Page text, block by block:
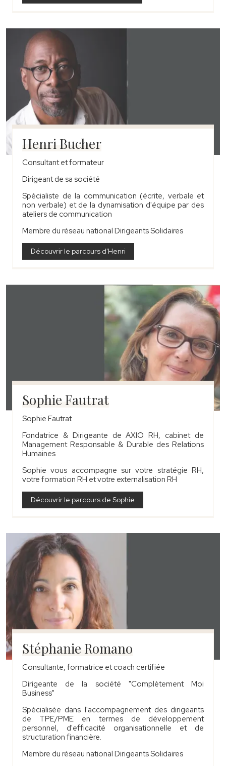
Henri Bucher
Consultant et formateur
Dirigeant de sa société
Spécialiste de la communication (écrite, verbale et
non verbale) et de la dynamisation d'équipe par des
ateliers de communication
Membre du réseau national Dirigeants Solidaires
Découvrir le parcours d'Henri
Sophie Fautrat
Sophie Fautrat
Fondatrice & Dirigeante de AXIO RH, cabinet de
Management Responsable & Durable des Relations
Humaines
Sophie vous accompagne sur votre stratégie RH,
votre formation RH et votre externalisation RH
Découvrir le parcours de Sophie
Stéphanie Romano
Consultante, formatrice et coach certifiée
Dirigeante de la société "Complètement Moi
Business"
Spécialisée dans l'accompagnementdes dirigeants
de TPE/PME en termes de développement
personnel, d'efficacité organisationnelle et de
structuration financière.
Membre du réseau national Dirigeants Solidaires